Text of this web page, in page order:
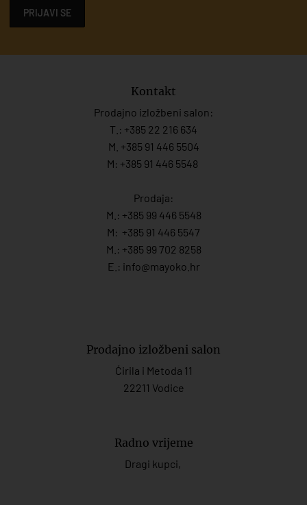
PRIJAVI SE
Kontakt
Prodajno izložbeni salon:
T.: +385 22 216 634
M. +385 91 446 5504
M: +385 91 446 5548
Prodaja:
M.: +385 99 446 5548
M: +385 91 446 5547
M.: +385 99 702 8258
E.: info@mayoko. hr
Prodajno izložbeni salon
Ćirila i Metoda 11
22211 Vodice
Radno vrijeme
Dragi kupci,